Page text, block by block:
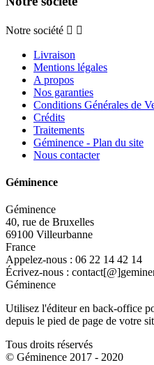
Notre société  
Livraison
Mentions légales
A propos
Nos garanties
Conditions Générales de
Crédits
Traitements
Géminence - Plan du site
Nous contacter
Géminence
Géminence
40, rue de Bruxelles
69100 Villeurbanne
France
Appelez-nous : 06 22 14 42 14
Écrivez-nous :
Géminence
Utilisez l'éditeur en back-office
depuis le pied de page de votre
Tous droits réservés
© Géminence 2017 - 2020